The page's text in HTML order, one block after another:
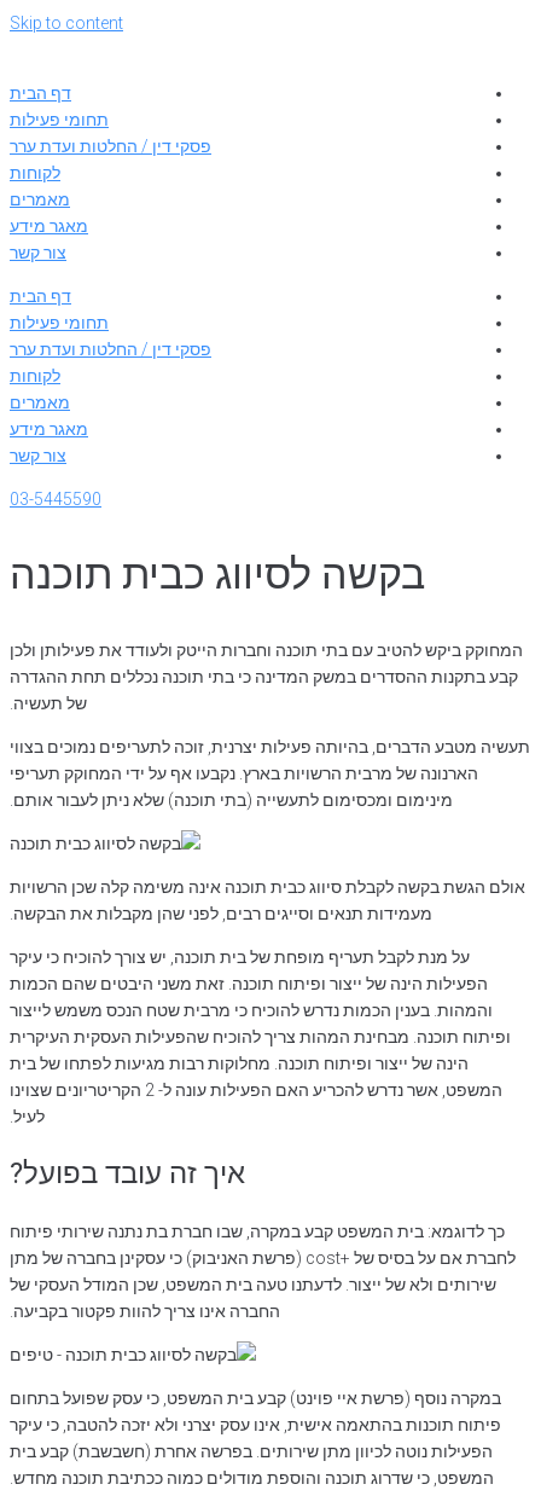
Skip to content
דף הבית
תחומי פעילות
פסקי דין / החלטות ועדת ערר
לקוחות
מאמרים
מאגר מידע
צור קשר
דף הבית
תחומי פעילות
פסקי דין / החלטות ועדת ערר
לקוחות
מאמרים
מאגר מידע
צור קשר
03-5445590
בקשה לסיווג כבית תוכנה
המחוקק ביקש להטיב עם בתי תוכנה וחברות הייטק ולעודד את פעילותן ולכן
קבע בתקנות ההסדרים במשק המדינה כי בתי תוכנה נכללים תחת ההגדרה
של תעשיה.
תעשיה מטבע הדברים, בהיותה פעילות יצרנית, זוכה לתעריפים נמוכים בצווי
הארנונה של מרבית הרשויות בארץ. נקבעו אף על ידי המחוקק תעריפי
מינימום ומכסימום לתעשייה (בתי תוכנה) שלא ניתן לעבור אותם.
אולם הגשת בקשה לקבלת סיווג כבית תוכנה אינה משימה קלה שכן הרשויות
מעמידות תנאים וסייגים רבים, לפני שהן מקבלות את הבקשה.
על מנת לקבל תעריף מופחת של בית תוכנה, יש צורך להוכיח כי עיקר
הפעילות הינה של ייצור ופיתוח תוכנה. זאת משני היבטים שהם הכמות
והמהות. בענין הכמות נדרש להוכיח כי מרבית שטח הנכס משמש לייצור
ופיתוח תוכנה. מבחינת המהות צריך להוכיח שהפעילות העסקית העיקרית
הינה של ייצור ופיתוח תוכנה. מחלוקות רבות מגיעות לפתחו של בית
המשפט, אשר נדרש להכריע האם הפעילות עונה ל- 2 הקריטריונים שצוינו
לעיל.
איך זה עובד בפועל?
כך לדוגמא: בית המשפט קבע במקרה, שבו חברת בת נתנה שירותי פיתוח
לחברת אם על בסיס של +cost (פרשת האניבוק) כי עסקינן בחברה של מתן
שירותים ולא של ייצור. לדעתנו טעה בית המשפט, שכן המודל העסקי של
החברה אינו צריך להוות פקטור בקביעה.
במקרה נוסף (פרשת איי פוינט) קבע בית המשפט, כי עסק שפועל בתחום
פיתוח תוכנות בהתאמה אישית, אינו עסק יצרני ולא יזכה להטבה, כי עיקר
הפעילות נוטה לכיוון מתן שירותים. בפרשה אחרת (חשבשבת) קבע בית
המשפט, כי שדרוג תוכנה והוספת מודולים כמוה ככתיבת תוכנה מחדש.